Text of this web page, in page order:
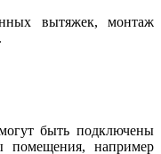
вытяжек, монтаж
быть подключены
помещения, например